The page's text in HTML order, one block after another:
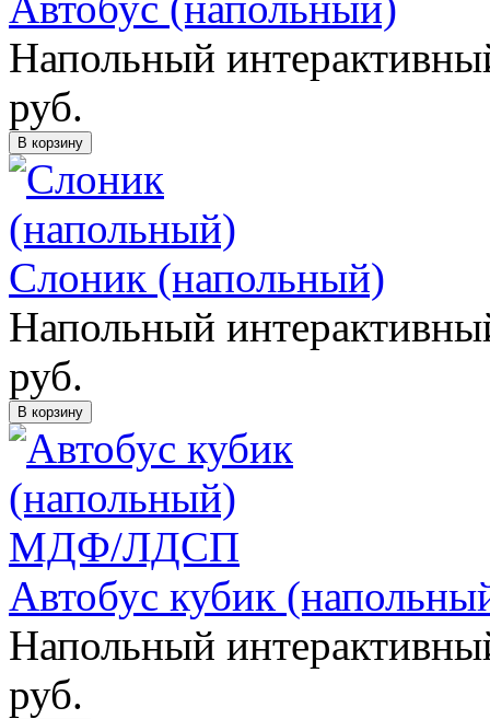
Напольный
руб.
В корзину
Слоник (напольный)
Напольный
руб.
В корзину
Автобус кубик
Напольный
руб.